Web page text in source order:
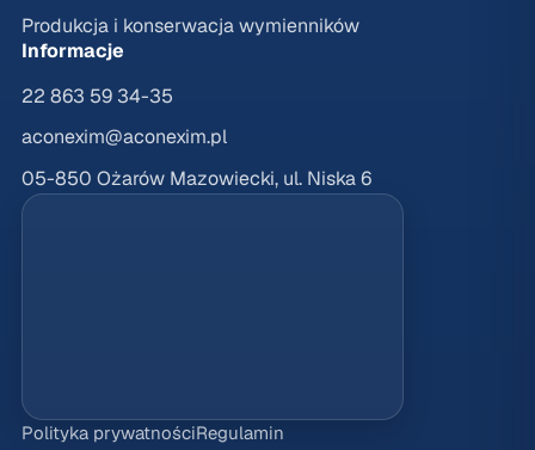
Produkcja i konserwacja wymienników
Informacje
22 863 59 34-35
aconexim@aconexim.pl
05-850 Ożarów Mazowiecki, ul. Niska 6
Polityka prywatnościRegulamin